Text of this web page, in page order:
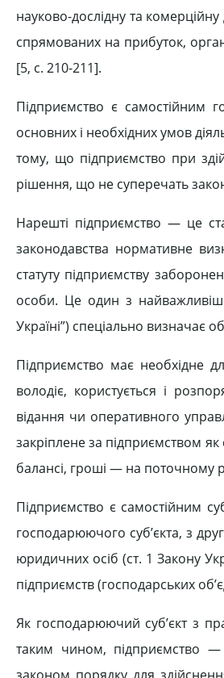
науково-дослідну та
спрямованих на прибуток,
[5, c. 210-211].
Підприємство є самостійним
основних і необхідних умов
тому, що підприємство при
рішення, що не суперечать
Нарешті підприємство — це
законодавства нормативне
статуту підприємству
особи. Це один з
Україні”) спеціально визначає
Підприємство має необхідне
володіє, користується і
відання чи оперативного
закріплене за підприємством
балансі, гроші — на поточному
Підприємство є самостійним
господарюючого суб’єкта, з
юридичних осіб (ст. 1 Закону
підприємств (господарських
Як господарюючий суб’єкт з
таким чином, підприємство —